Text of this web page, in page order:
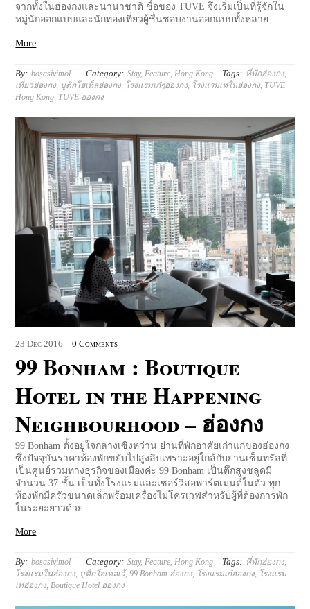
จากทั้งในฮ่องกงและนานาชาติ ชื่อของ TUVE จึงเริ่มเป็นที่รู้จักใน
หมู่นักออกแบบและนักท่องเที่ยวผู้ชื่นชอบงานออกแบบทั้งหลาย
More
By: bosasivimol Category: Stay,Feature,Hong Kong Tags: ที่พักฮ่องกง,
เที่ยวฮ่องกง, บูติกโฮเท็ลฮ่องกง, โรงแรมเก๋ๆฮ่องกง, โรงแรมเท่ในฮ่องกง, TUVE
Hong Kong, TUVE ฮ่องกง
23 Dec 2016 0 Comments
99 Bonham : Boutique
Hotel in the Happening
Neighbourhood – ฮ่องกง
99 Bonham ตั้งอยู่ใจกลางเซิงหว่าน ย่านที่พักอาศัยเก่าแก่ของฮ่องกง
ซึ่งปัจจุบันราคาห้องพักขยับไปสูงลิบเพราะอยู่ใกล้กับย่านเซ็นทรัลที่
เป็นศูนย์รวมทางธุรกิจของเมืองค่ะ 99 Bonham เป็นตึกสูงชลูดมี
จำนวน 37 ชั้น เป็นทั้งโรงแรมและเซอร์วิสอพาร์ตเมนต์ในตัว ทุก
ห้องพักมีครัวขนาดเล็กพร้อมเครื่องไมโครเวฟสำหรับผู้ที่ต้องการพัก
ในระยะยาวด้วย
More
By: bosasivimol Category: Stay,Feature,Hong Kong Tags: ที่พักฮ่องกง,
โรงแรมในฮ่องกง, บูติกโฮเทลเว้,99 Bonham ฮ่องกง, โรงแรมเก๋ฮ่องกง, โรงแรม
เท่ฮ่องกง,Boutique Hotel ฮ่องกง